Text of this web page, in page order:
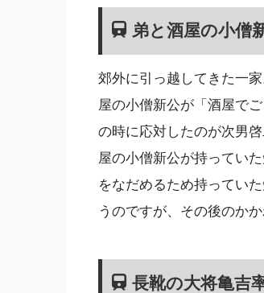
弟と酒屋の小僧
郊外に引っ越してきた一
屋の小僧新公が「酒屋で
の時に応対したのが次男
屋の小僧新公が持ってい
をなだめるため持ってい
うのですが、その後のか
長靴の大将亀吉